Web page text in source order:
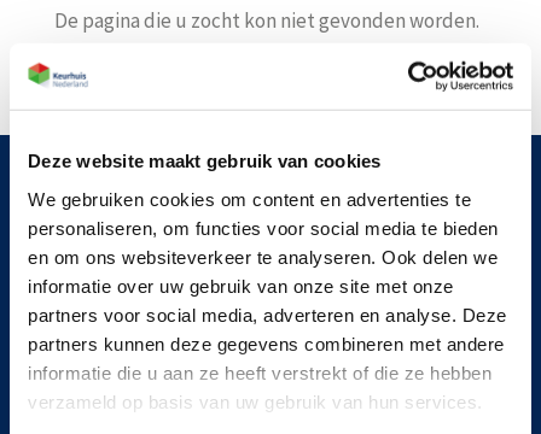
Deze website maakt gebruik van cookies
We gebruiken cookies om content en advertenties te
personaliseren, om functies voor social media te bieden
en om ons websiteverkeer te analyseren. Ook delen we
informatie over uw gebruik van onze site met onze
partners voor social media, adverteren en analyse. Deze
partners kunnen deze gegevens combineren met andere
informatie die u aan ze heeft verstrekt of die ze hebben
verzameld op basis van uw gebruik van hun services.
De pagina die u zocht kon niet gevonden worden.
de bovenstaande navigatie om deze post te
vinden.
Spoetnik 60
3824MG Amersfoort